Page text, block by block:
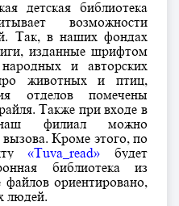
детская библиотека
возможности
Так, в наших фондах
изданные шрифтом
и авторских
животных и птиц,
отделов помечены
Также при входе в
филиал можно
вызова. Кроме этого, по
«Tuva_read» будет
библиотека из
ориентировано,
людей.